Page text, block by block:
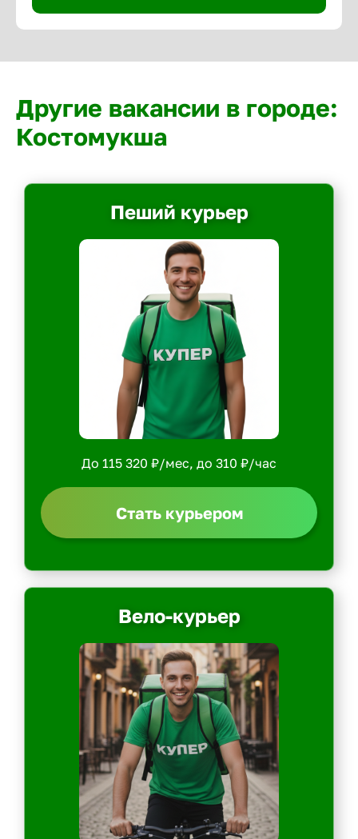
Другие вакансии в городе:
Костомукша
Пеший курьер
До 115 320 ₽/мес, до 310 ₽/час
Стать курьером
Вело-курьер